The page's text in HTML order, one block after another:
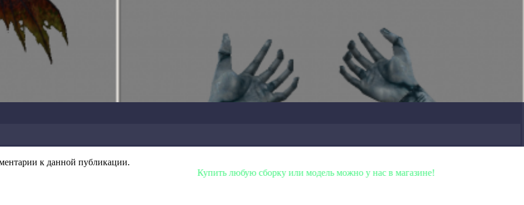
к данной публикации.
Купить любую сборку или модель можно у нас в магазине!